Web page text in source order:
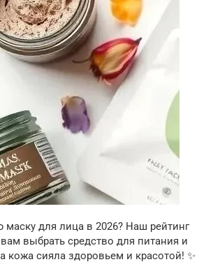
маску для лица в 2026? Наш рейтинг
выбрать средство для питания и
кожа сияла здоровьем и красотой! ✨